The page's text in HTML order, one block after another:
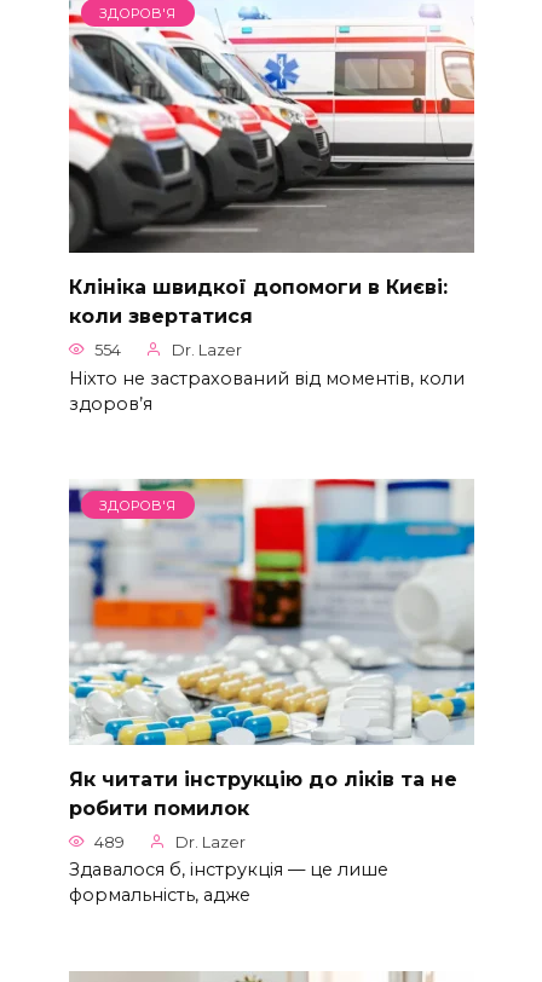
ЗДОРОВ'Я
Клініка швидкої допомоги в Києві:
коли звертатися
554 Dr. Lazer
Ніхто не застрахований від моментів, коли
здоров’я
ЗДОРОВ'Я
Як читати інструкцію до ліків та не
робити помилок
489 Dr. Lazer
Здавалося б, інструкція — це лише
формальність, адже